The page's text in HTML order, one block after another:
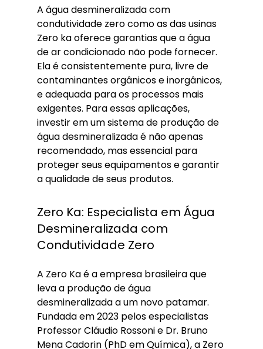
A água desmineralizada com
condutividade zero como as das usinas
Zero ka oferece garantias que a água
de ar condicionado não pode fornecer.
Ela é consistentemente pura, livre de
contaminantes orgânicos e inorgânicos,
e adequada para os processos mais
exigentes. Para essas aplicações,
investir em um sistema de produção de
água desmineralizada é não apenas
recomendado, mas essencial para
proteger seus equipamentos e garantir
a qualidade de seus produtos.
Zero Ka: Especialista em Água
Desmineralizada com
Condutividade Zero
A Zero Ka é a empresa brasileira que
leva a produção de água
desmineralizada a um novo patamar.
Fundada em 2023 pelos especialistas
Professor Cláudio Rossoni e Dr. Bruno
Mena Cadorin (PhD em Química), a Zero